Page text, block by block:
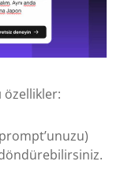
özellikler: